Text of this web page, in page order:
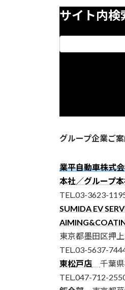
サイト内検
グループ企業ご案
業平自動車株式
本社／グループ
TEL.03-3623-
SUMIDA EV
東京都墨田区押
TEL.03-5637-
東松戸店
千葉
TEL.047-712-